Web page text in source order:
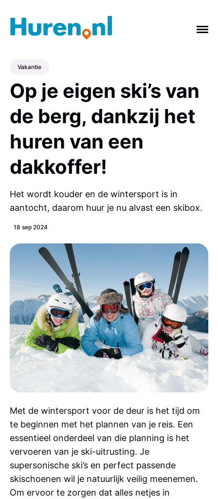
Vakantie
Op je eigen ski’s van
de berg, dankzij het
huren van een
dakkoffer!
Het wordt kouder en de wintersport is in
aantocht, daarom huur je nu alvast een skibox.
18 sep 2024
Met de wintersport voor de deur is het tijd om
te beginnen met het plannen van je reis. Een
essentieel onderdeel van die planning is het
vervoeren van je ski-uitrusting. Je
supersonische ski’s en perfect passende
skischoenen wil je natuurlijk veilig meenemen.
Om ervoor te zorgen dat alles netjes in
ONDERWERPEN
Vakantie Verbouwing Afvalcontainer
Feestje Tuin Badkamer